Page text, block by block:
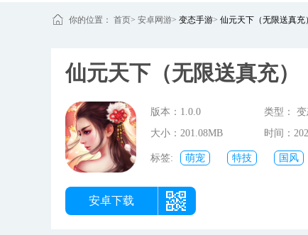
你的位置： 首页> 安卓网游> 变态手游> 仙元天下（无限送真充）
仙元天下（无限送真充）
版本：1.0.0 类型：
大小：201.08MB
时间：
14:00:40
标签: 萌宠 特技 国风
安卓下载